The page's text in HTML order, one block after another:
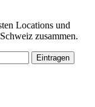
Locations und
zusammen.
Eintragen